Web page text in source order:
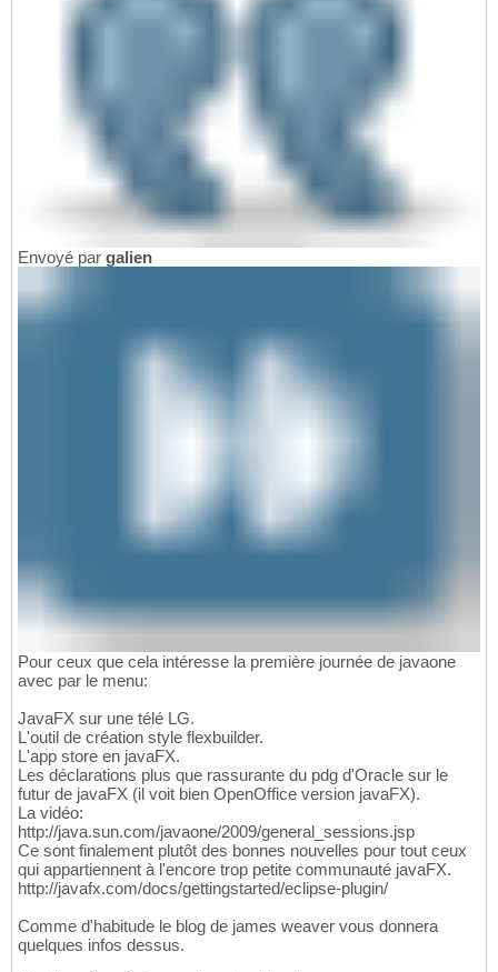
Envoyé par galien
Pour ceux que cela intéresse la première journée de javaone
avec par le menu:
JavaFX sur une télé LG.
L'outil de création style flexbuilder.
L'app store en javaFX.
Les déclarations plus que rassurante du pdg d'Oracle sur le
futur de javaFX (il voit bien OpenOffice version javaFX).
La vidéo:
http://java.sun.com/javaone/2009/general_sessions.jsp
Ce sont finalement plutôt des bonnes nouvelles pour tout ceux
qui appartiennent à l'encore trop petite communauté javaFX.
http://javafx.com/docs/gettingstarted/eclipse-plugin/
Comme d'habitude le blog de james weaver vous donnera
quelques infos dessus.